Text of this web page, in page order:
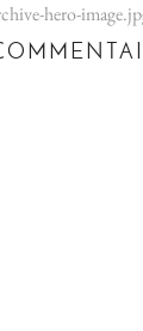
hero-